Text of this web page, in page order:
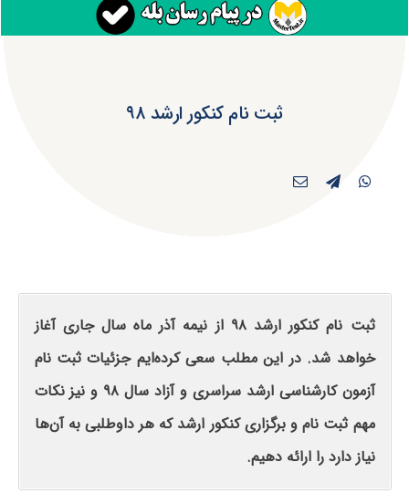
ثبت نام کنکور ارشد ۹۸
ثبت نام کنکور ارشد ۹۸ از نیمه آذر ماه سال جاری آغاز
خواهد شد. در این مطلب سعی کرده‌ایم جزئیات ثبت نام
آزمون کارشناسی ارشد سراسری و آزاد سال ۹۸ و نیز نکات
مهم ثبت نام و برگزاری کنکور ارشد که هر داوطلبی به آن‌ها
نیاز دارد را ارائه دهیم.